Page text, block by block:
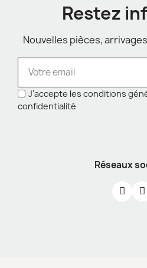
Restez
Nouvelles pièces,
J'accepte les conditions
confidentialité
Réseaux